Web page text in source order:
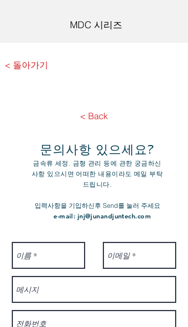
MDC 시리즈
< 돌아가기
< Back
​문의사항 있으세요?
금속류 세정. 금형 관리 등에 관한 궁금하신
사항 있으시면 어떠한 내용이라도 메일 부탁
드립니다.
​입력사항을 기입하신후 Send를 눌러 주세요
e-mail: jnj@junandjuntech.com